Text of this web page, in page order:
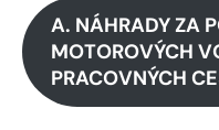
A. NÁHRADY ZA
MOTOROVÝCH
PRACOVNÝCH